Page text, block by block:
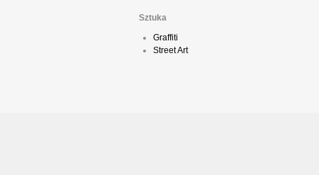
Sztuka
Graffiti
Street Art